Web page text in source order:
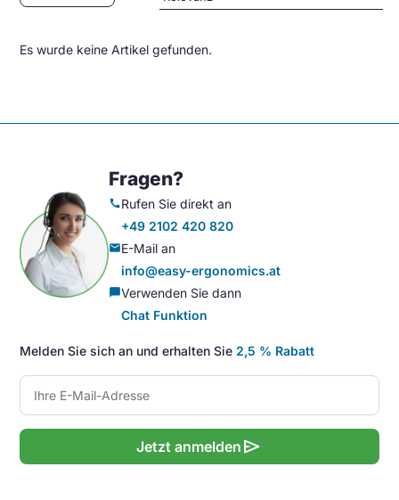
Es wurde keine Artikel gefunden.
Fragen?
callRufen Sie direkt an
+49 2102 420 820
mailE-Mail an
info@easy-ergonomics.at
chat_bubbleVerwenden Sie dann
Chat Funktion
Melden Sie sich an und erhalten Sie 2,5 % Rabatt
Jetzt anmelden send